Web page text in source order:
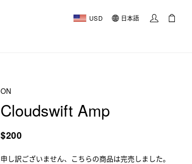
USD 日本語
ON
Cloudswift Amp
$200
申し訳ございません、こちらの商品は完売しました。